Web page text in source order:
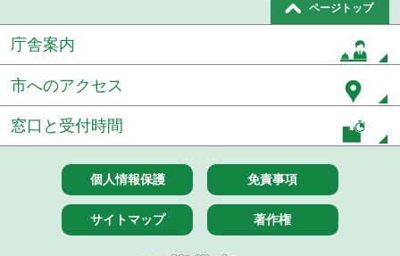
令和６年１月分
令和５年１２月分
令和５年１１月分
令和５年１０月分
令和５年９月分
令和５年８月分
ページトップ
庁舎案内
市へのアクセス
窓口と受付時間
個人情報保護 免責事項
サイトマップ 著作権